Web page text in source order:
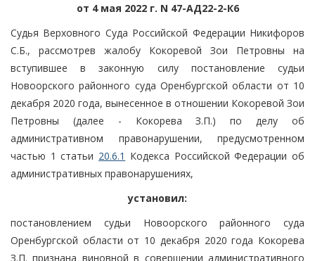
от 4 мая 2022 г. N 47-АД22-2-К6
Судья Верховного Суда Российской Федерации Никифоров
С.Б., рассмотрев жалобу Кокоревой Зои Петровны на
вступившее в законную силу постановление судьи
Новоорского районного суда Оренбургской области от 10
декабря 2020 года, вынесенное в отношении Кокоревой Зои
Петровны (далее - Кокорева З.П.) по делу об
административном правонарушении, предусмотренном
частью 1 статьи 20.6.1 Кодекса Российской Федерации об
административных правонарушениях,
установил:
постановлением судьи Новоорского районного суда
Оренбургской области от 10 декабря 2020 года Кокорева
З.П. признана виновной в совершении административного